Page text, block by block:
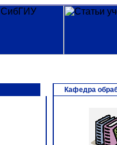
Кафедра